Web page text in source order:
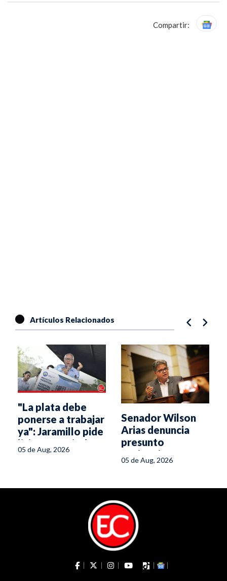
Compartir:
Artículos Relacionados
"La plata debe
ponerse a trabajar
ya": Jaramillo pide
licitar Hospital
Materno Infantil
05 de Aug, 2026
Senador Wilson
Arias denuncia
presunto
espionaje en su
oficina del Senado
05 de Aug, 2026